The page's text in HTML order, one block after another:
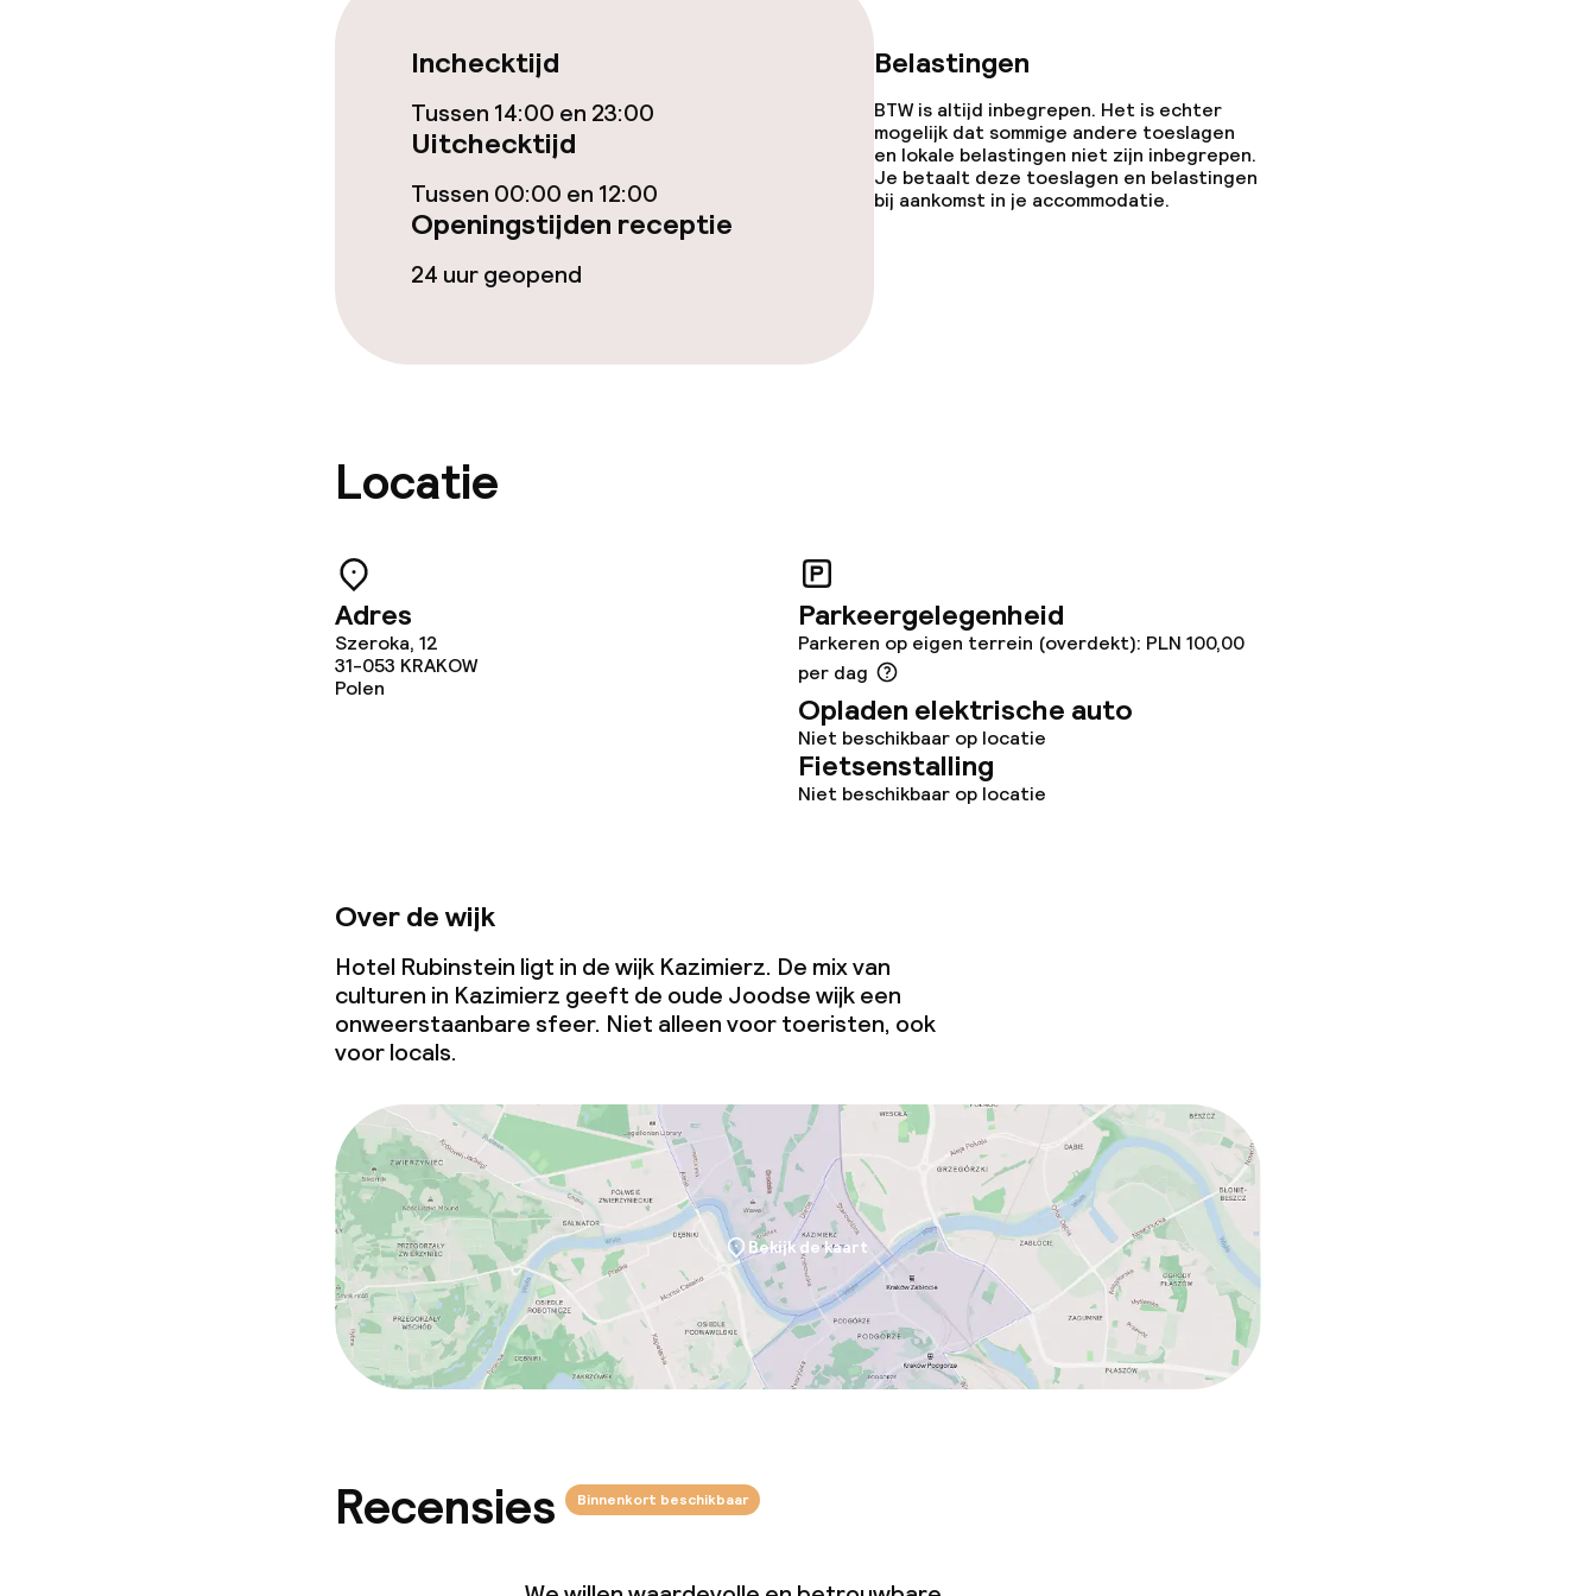
Zakelijke faciliteiten
Conferentieruimte
Vergaderruimte
Beleid
Kleine huisdieren toegestaan
(minder dan de 5 kg)
Inchecktijd
Tussen 14:00 en 23:00
Uitchecktijd
Tussen 00:00 en 12:00
Openingstijden receptie
24 uur geopend
Belastingen
BTW is altijd inbegrepen. Het is echter
mogelijk dat sommige andere toeslagen
en lokale belastingen niet zijn inbegrepen.
Je betaalt deze toeslagen en belastingen
bij aankomst in je accommodatie.
Locatie
Adres
Szeroka, 12
31-053 KRAKOW
Polen
Parkeergelegenheid
Parkeren op eigen terrein (overdekt): PLN 100,00
per dag
Opladen elektrische auto
Niet beschikbaar op locatie
Fietsenstalling
Niet beschikbaar op locatie
Over de wijk
Hotel Rubinstein ligt in de wijk Kazimierz. De mix van
culturen in Kazimierz geeft de oude Joodse wijk een
onweerstaanbare sfeer. Niet alleen voor toeristen, ook
voor locals.
Bekijk de kaart
Recensies Binnenkort beschikbaar